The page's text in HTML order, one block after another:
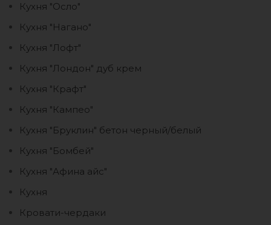
Кухня "Осло"
Кухня "Нагано"
Кухня "Лофт"
Кухня "Лондон" дуб крем
Кухня "Крафт"
Кухня "Кампео"
Кухня "Бруклин" бетон черный/белый
Кухня "Бомбей"
Кухня "Афина айс"
Кухня
Кровати-чердаки